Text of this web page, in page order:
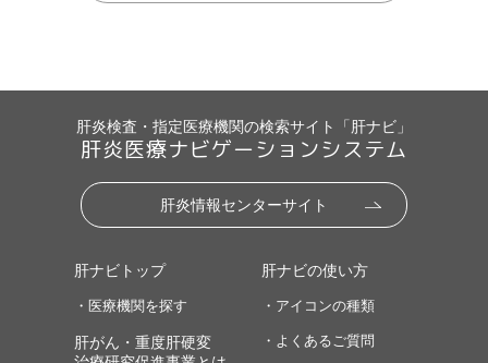
肝炎検査・指定医療機関の検索サイト「肝ナビ」
肝炎医療ナビゲーションシステム
肝炎情報センターサイト
肝ナビトップ
・医療機関を探す
肝がん・重度肝硬変
肝ナビの使い方
・アイコンの種類
・よくあるご質問